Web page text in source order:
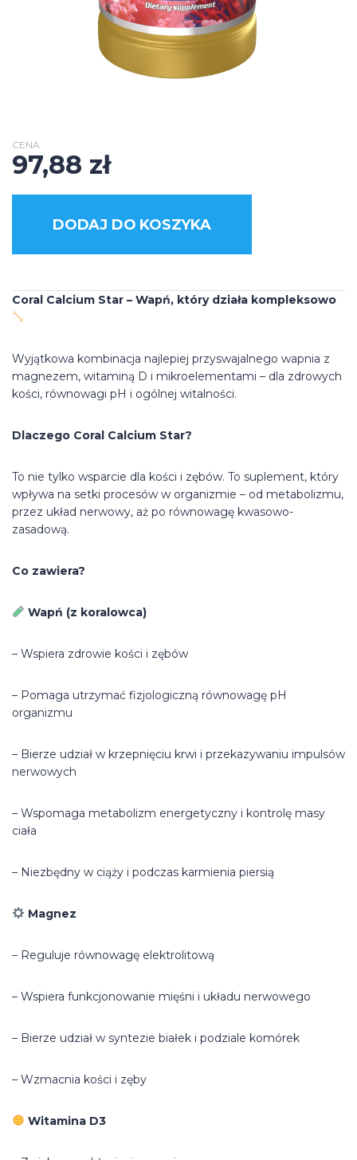
CENA
97,88 zł
DODAJ DO KOSZYKA
Coral Calcium Star – Wapń, który działa kompleksowo
Wyjątkowa kombinacja najlepiej przyswajalnego wapnia z
magnezem, witaminą D i mikroelementami – dla zdrowych
kości, równowagi pH i ogólnej witalności.
Dlaczego Coral Calcium Star?
To nie tylko wsparcie dla kości i zębów. To suplement, który
wpływa na setki procesów w organizmie – od metabolizmu,
przez układ nerwowy, aż po równowagę kwasowo-
zasadową.
Co zawiera?
Wapń (z koralowca)
– Wspiera zdrowie kości i zębów
– Pomaga utrzymać fizjologiczną równowagę pH
organizmu
– Bierze udział w krzepnięciu krwi i przekazywaniu impulsów
nerwowych
– Wspomaga metabolizm energetyczny i kontrolę masy
ciała
– Niezbędny w ciąży i podczas karmienia piersią
Magnez
– Reguluje równowagę elektrolitową
– Wspiera funkcjonowanie mięśni i układu nerwowego
– Bierze udział w syntezie białek i podziale komórek
– Wzmacnia kości i zęby
Witamina D3